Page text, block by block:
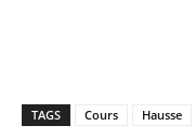
TAGS Cours Hausse